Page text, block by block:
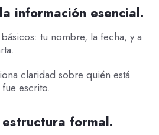
información esencial.
tu nombre, la fecha, y a
claridad sobre quién está
escrito.
formal.